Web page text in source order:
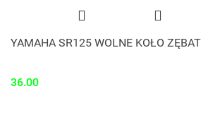
YAMAHA SR125 WOLNE KOŁO
36.00